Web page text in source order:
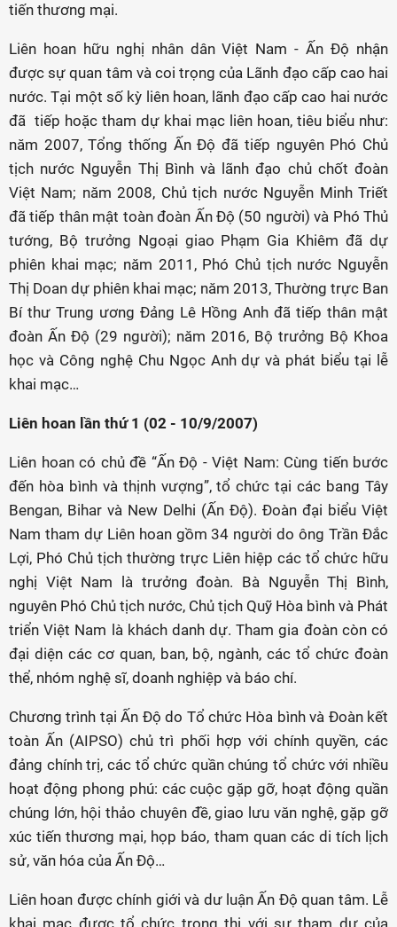
tiến thương mại.
Liên hoan hữu nghị nhân dân Việt Nam - Ấn Độ nhận
được sự quan tâm và coi trọng của Lãnh đạo cấp cao hai
nước. Tại một số kỳ liên hoan, lãnh đạo cấp cao hai nước
đã tiếp hoặc tham dự khai mạc liên hoan, tiêu biểu như:
năm 2007, Tổng thống Ấn Độ đã tiếp nguyên Phó Chủ
tịch nước Nguyễn Thị Bình và lãnh đạo chủ chốt đoàn
Việt Nam; năm 2008, Chủ tịch nước Nguyễn Minh Triết
đã tiếp thân mật toàn đoàn Ấn Độ (50 người) và Phó Thủ
tướng, Bộ trưởng Ngoại giao Phạm Gia Khiêm đã dự
phiên khai mạc; năm 2011, Phó Chủ tịch nước Nguyễn
Thị Doan dự phiên khai mạc; năm 2013, Thường trực Ban
Bí thư Trung ương Đảng Lê Hồng Anh đã tiếp thân mật
đoàn Ấn Độ (29 người); năm 2016, Bộ trưởng Bộ Khoa
học và Công nghệ Chu Ngọc Anh dự và phát biểu tại lễ
khai mạc…
Liên hoan lần thứ 1 (02 - 10/9/2007)
Liên hoan có chủ đề “Ấn Độ - Việt Nam: Cùng tiến bước
đến hòa bình và thịnh vượng”, tổ chức tại các bang Tây
Bengan, Bihar và New Delhi (Ấn Độ). Đoàn đại biểu Việt
Nam tham dự Liên hoan gồm 34 người do ông Trần Đắc
Lợi, Phó Chủ tịch thường trực Liên hiệp các tổ chức hữu
nghị Việt Nam là trưởng đoàn. Bà Nguyễn Thị Bình,
nguyên Phó Chủ tịch nước, Chủ tịch Quỹ Hòa bình và Phát
triển Việt Nam là khách danh dự. Tham gia đoàn còn có
đại diện các cơ quan, ban, bộ, ngành, các tổ chức đoàn
thể, nhóm nghệ sĩ, doanh nghiệp và báo chí.
Chương trình tại Ấn Độ do Tổ chức Hòa bình và Đoàn kết
toàn Ấn (AIPSO) chủ trì phối hợp với chính quyền, các
đảng chính trị, các tổ chức quần chúng tổ chức với nhiều
hoạt động phong phú: các cuộc gặp gỡ, hoạt động quần
chúng lớn, hội thảo chuyên đề, giao lưu văn nghệ, gặp gỡ
xúc tiến thương mại, họp báo, tham quan các di tích lịch
sử, văn hóa của Ấn Độ…
Liên hoan được chính giới và dư luận Ấn Độ quan tâm. Lễ
khai mạc được tổ chức trọng thị với sự tham dự của